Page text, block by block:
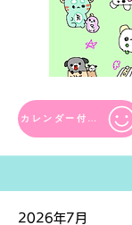
カレンダー付き
2026年7月